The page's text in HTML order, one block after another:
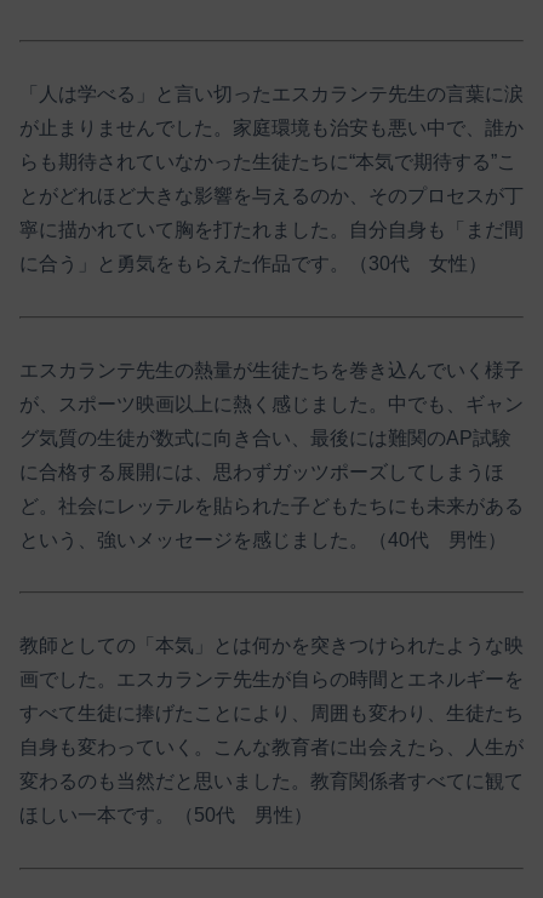
「人は学べる」と言い切ったエスカランテ先生の言葉に涙
が止まりませんでした。家庭環境も治安も悪い中で、誰か
らも期待されていなかった生徒たちに“本気で期待する”こ
とがどれほど大きな影響を与えるのか、そのプロセスが丁
寧に描かれていて胸を打たれました。自分自身も「まだ間
に合う」と勇気をもらえた作品です。（30代 女性）
エスカランテ先生の熱量が生徒たちを巻き込んでいく様子
が、スポーツ映画以上に熱く感じました。中でも、ギャン
グ気質の生徒が数式に向き合い、最後には難関のAP試験
に合格する展開には、思わずガッツポーズしてしまうほ
ど。社会にレッテルを貼られた子どもたちにも未来がある
という、強いメッセージを感じました。（40代 男性）
教師としての「本気」とは何かを突きつけられたような映
画でした。エスカランテ先生が自らの時間とエネルギーを
すべて生徒に捧げたことにより、周囲も変わり、生徒たち
自身も変わっていく。こんな教育者に出会えたら、人生が
変わるのも当然だと思いました。教育関係者すべてに観て
ほしい一本です。（50代 男性）